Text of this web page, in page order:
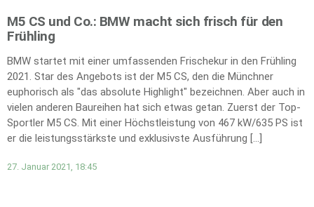
M5 CS und Co.: BMW macht sich frisch für den
Frühling
BMW startet mit einer umfassenden Frischekur in den Frühling
2021. Star des Angebots ist der M5 CS, den die Münchner
euphorisch als "das absolute Highlight" bezeichnen. Aber auch in
vielen anderen Baureihen hat sich etwas getan. Zuerst der Top-
Sportler M5 CS. Mit einer Höchstleistung von 467 kW/635 PS ist
er die leistungsstärkste und exklusivste Ausführung […]
27. Januar 2021, 18:45